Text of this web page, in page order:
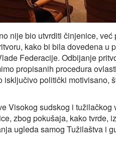
nije bio utvrditi činjenice,
kako bi bila dovedena
Federacije. Odbijanje
propisanih procedura
isključivo politički motivisano,
Visokog sudskog i
zbog pokušaja, kako tvrde,
ugleda samog Tužilaštva i